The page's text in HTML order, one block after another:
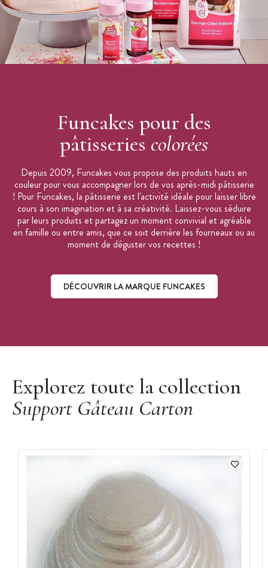
Funcakes pour des
pâtisseries colorées
Depuis 2009, Funcakes vous propose des produits hauts en
couleur pour vous accompagner lors de vos après-midi pâtisserie
! Pour Funcakes, la pâtisserie est l'activité idéale pour laisser libre
cours à son imagination et à sa créativité. Laissez-vous séduire
par leurs produits et partagez un moment convivial et agréable
en famille ou entre amis, que ce soit derrière les fourneaux ou au
moment de déguster vos recettes !
DÉCOUVRIR LA MARQUE FUNCAKES
Explorez toute la collection
Support Gâteau Carton